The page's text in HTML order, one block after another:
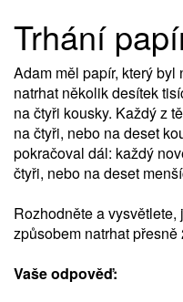
Trhání
Adam měl papír, který
natrhat několik desítek
na čtyři kousky. Každý z
na čtyři, nebo na deset
pokračoval dál: každý
čtyři, nebo na deset
Rozhodněte a
způsobem natrhat přesně
Vaše odpověď: